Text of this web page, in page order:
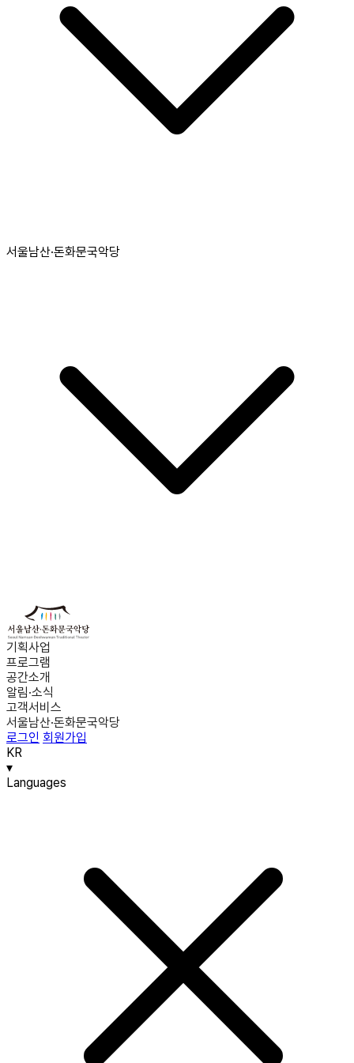
서울남산·돈화문국악당
기획사업
프로그램
공간소개
알림·소식
고객서비스
서울남산·돈화문국악당
로그인 회원가입
KR
▾
Languages